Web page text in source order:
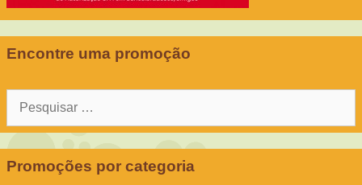
Encontre uma promoção
Promoções por categoria